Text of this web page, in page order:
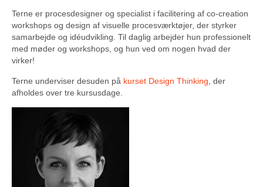
Terne er procesdesigner og specialist i facilitering af co-creation
workshops og design af visuelle procesværktøjer, der styrker
samarbejde og idéudvikling. Til daglig arbejder hun professionelt
med møder og workshops, og hun ved om nogen hvad der
virker!
Terne underviser desuden på kurset Design Thinking , der
afholdes over tre kursusdage.